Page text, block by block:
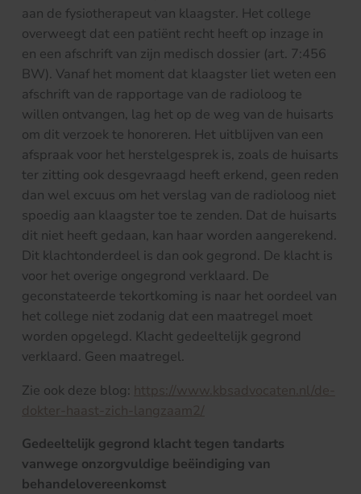
aan de fysiotherapeut van klaagster. Het college
overweegt dat een patiënt recht heeft op inzage in
en een afschrift van zijn medisch dossier (art. 7:456
BW). Vanaf het moment dat klaagster liet weten een
afschrift van de rapportage van de radioloog te
willen ontvangen, lag het op de weg van de huisarts
om dit verzoek te honoreren. Het uitblijven van een
afspraak voor het herstelgesprek is, zoals de huisarts
ter zitting ook desgevraagd heeft erkend, geen reden
dan wel excuus om het verslag van de radioloog niet
spoedig aan klaagster toe te zenden. Dat de huisarts
dit niet heeft gedaan, kan haar worden aangerekend.
Dit klachtonderdeel is dan ook gegrond. De klacht is
voor het overige ongegrond verklaard. De
geconstateerde tekortkoming is naar het oordeel van
het college niet zodanig dat een maatregel moet
worden opgelegd. Klacht gedeeltelijk gegrond
verklaard. Geen maatregel.
Zie ook deze blog: https://www.kbsadvocaten.nl/de-
dokter-haast-zich-langzaam2/
Gedeeltelijk gegrond klacht tegen tandarts
vanwege onzorgvuldige beëindiging van
behandelovereenkomst